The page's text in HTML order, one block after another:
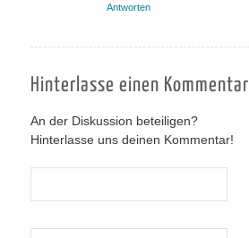
Antworten
Hinterlasse einen Kommentar
An der Diskussion beteiligen?
Hinterlasse uns deinen Kommentar!